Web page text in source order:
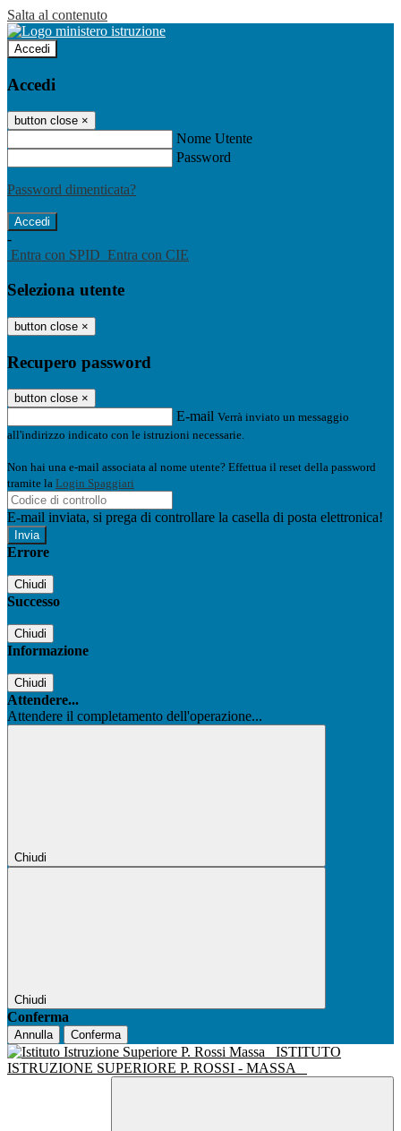
Salta al contenuto
Accedi
Accedi
button close ×
Nome Utente
Password
Password dimenticata?
-
Entra con SPID Entra con CIE
Seleziona utente
button close ×
Recupero password
button close ×
E-mail Verrà inviato un messaggio
all'indirizzo indicato con le istruzioni necessarie.
Non hai una e-mail associata al nome utente? Effettua il reset della password
tramite la Login Spaggiari
E-mail inviata, si prega di controllare la casella di posta elettronica!
Errore
Chiudi
Successo
Chiudi
Informazione
Chiudi
Attendere...
Attendere il completamento dell'operazione...
Chiudi
Chiudi
Conferma
Annulla Conferma
ISTITUTO
ISTRUZIONE SUPERIORE P. ROSSI - MASSA